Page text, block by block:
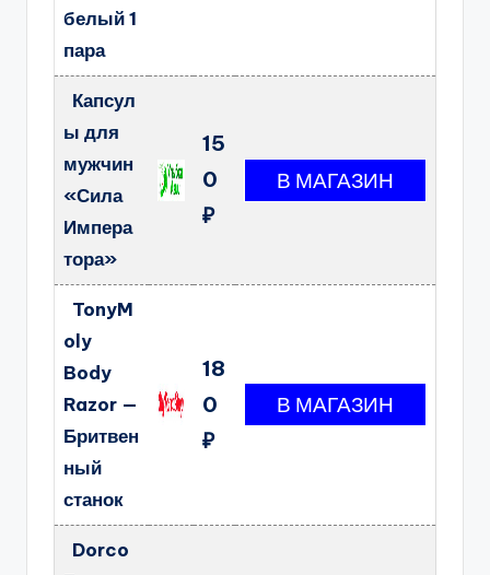
белый 1
пара
Капсул
ы для
мужчин
«Сила
Импера
тора»
15
0
₽
TonyM
oly
Body
Razor —
Бритвен
ный
станок
18
0
₽
Dorco